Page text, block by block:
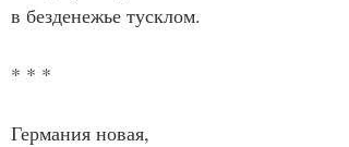
в безденежье тусклом.
* * *
Германия новая,